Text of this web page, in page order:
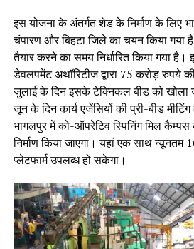
इस योजना के अंतर्गत शेड के निर्माण के लिए
चंपारण और बिहटा जिले का चयन किया
तैयार करने का समय निर्धारित किया गया
डेवलपमेंट अथॉरिटीज द्वारा 75 करोड़ रुपये
जुलाई के दिन इसके टेक्निकल बीड को खोला
जून के दिन कार्य एजेंसियों की प्री-बीड
भागलपुर में को-ऑपरेटिव स्पिनिंग मिल
निर्माण किया जाएगा। यहां एक साथ न्यूनतम
प्लेटफार्म उपलब्ध हो सकेगा।